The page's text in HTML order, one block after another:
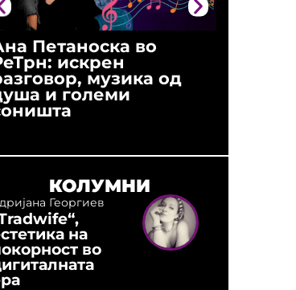
Петаноска во
искрен
музика од
и големи
КОЛУМНИ
Георгиев
на
во